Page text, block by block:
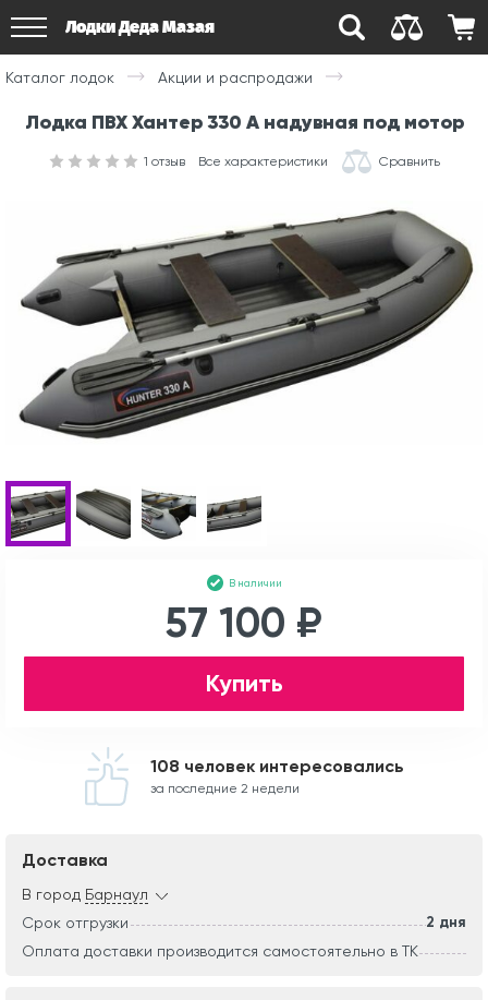
Лодки Деда Мазая
Каталог лодок Акции и распродажи
Лодка ПВХ Хантер 330 А надувная под мотор
1 отзыв Все характеристики Сравнить
В наличии
57 100 ₽
Купить
108 человек интересовались
за последние 2 недели
Доставка
В город Барнаул
Срок отгрузки
2 дня
Оплата доставки производится самостоятельно в ТК